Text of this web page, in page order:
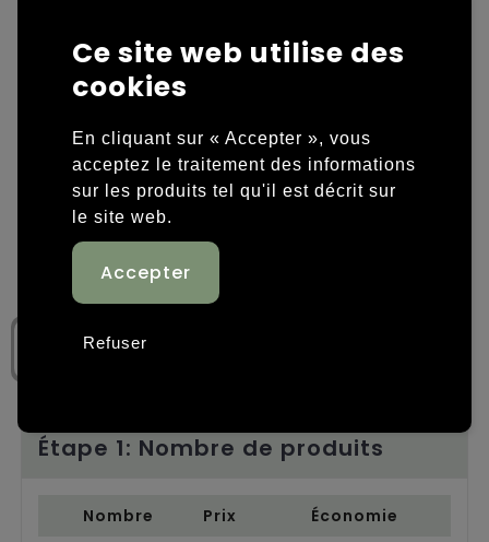
Housses et sacoches ordinateurs portables
Overige tassen
Sacs en papier
Sacs promotionnels
Sacs de voyage
Sacs à dos
Sacs porté épaule
Tassen voor sport
Overige kleding
Polos
Sweaters personnalisés
T-shirts personnalisés
Vestes personnalisées
Chaussures personnalisées
Étape 1: Nombre de produits
Nombre Prix Économie
Ce site web utilise des
cookies
En cliquant sur « Accepter », vous
acceptez le traitement des informations
sur les produits tel qu'il est décrit sur
le site web.
Refuser